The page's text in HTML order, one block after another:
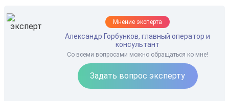
Мнение эксперта
Александр Горбунков, главный оператор и
консультант
Со всеми вопросами можно обращаться ко мне!
Задать вопрос эксперту